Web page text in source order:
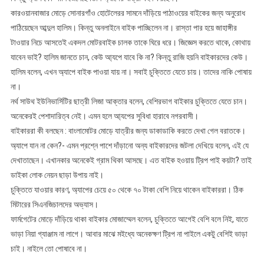
কারওয়ানবাজার মোড়ে সোনারগাঁও হোটেলেরর সামনে দাঁড়িয়ে পাঠাওয়ের বাইকের জন্য অনুরোধ
পাঠিয়েছেন আব্দুল হালিম। কিন্তু অনলাইনে বাইক পাচ্ছিলেন না। রাস্তা পার হয়ে জাহাঙ্গীর
টাওয়ার নিচে আসতেই একদল মোটরবাইক চালক তাকে ঘিরে ধরে। জিজ্ঞেস করতে থাকে, কোথায়
যাবেন ভাই? হালিম জানতে চান, কেউ আ্যপে যাবে কি না? কিন্তু রাজি হয়নি বাইকারদের কেউ।
হালিম বলেন, এখন অ্যাপে বাইক পাওয়া যায় না। সবাই চুক্তিতে যেতে চায়। তাদের নাকি পোষায়
না।
নর্থ সাউথ ইউনিভার্সিটির ছাত্রী লিজা আক্তার বলেন, বেশিরভাগ বাইকার চুক্তিতে যেতে চান।
অনেকেরই পেশাদারিত্ব নেই। এমন হলে আ্যপের সুবিধা হারাবে নগরবাসী।
বাইকাররা কী বলছেন : বাংলামোটর মোড়ে যাত্রীর জন্য ডাকাডাকি করতে দেখা গেল বরাতকে।
অ্যাপে যান না কেন?- এমন প্রশ্নে পাশে দাঁড়ানো অন্য বাইকারদের জটলা দেখিয়ে বলেন, এই যে
দেখাতাছেন। এখানকার অনেকেই গ্রাম থিকা আসছে। এত বাইক হওয়ায় ট্রিপ পাই কয়টা? তাই
ডাইকা লোক নেয়ন ছাড়া উপায় নাই।
চুক্তিতে যাওয়ার কারণ, অ্যাপের চেয়ে ৫০ থেকে ৭০ টাকা বেশি নিয়ে থাকেন বাইকাররা। ঠিক
মিটারের সিএনজিচালদের অভ্যাস।
ফার্মগেটের মোড়ে দাঁড়িয়ে থাকা বাইকার মোজাম্মেল বলেন, চুক্তিতে আগেই বেশি বলে নিই, যাতে
ভাড়া নিয়া গ্যাঞ্জাম না লাগে। আবার মাঝে মইধ্যে অনেকক্ষণ ট্রিপ না পাইলে একটু বেশিই ভাড়া
চাই। নাইলে তো পোষাবে না।